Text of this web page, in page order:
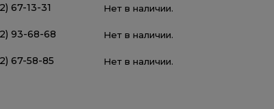
67-13-31 Нет в наличии.
93-68-68 Нет в наличии.
67-58-85 Нет в наличии.